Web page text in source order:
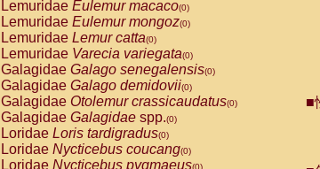
AtelidaeAlouatta caraya(0)
AtelidaeAlouatta fusca(0)
AtelidaeAlouatta seniculus
AtelidaeAlouattaspp.(0)
AtelidaeAteles belzebuth(0)
AtelidaeAteles geoffroyi(0)
AtelidaeAteles paniscus(0)
AtelidaeAtelesspp.(0)
Atelidae Lagothrix lagothricha
AtelidaeLagothrix lagothricha cana
PitheciidaeCacajao calvus rubicundus
Lemuridae Eulemur macaco(0)
Lemuridae Eulemur mongoz(0)
Lemuridae Lemur catta(0)
Lemuridae Varecia variegata(0)
Galagidae Galago senegalensis(0)
Galagidae Galago demidovii(0)
Galagidae Otolemur crassicaudatus(0)
Galagidae Galagidae spp.(0)
Loridae Loris tardigradus(0)
Loridae Nycticebus coucang(0)
Loridae Nycticebus pygmaeus(0)
■